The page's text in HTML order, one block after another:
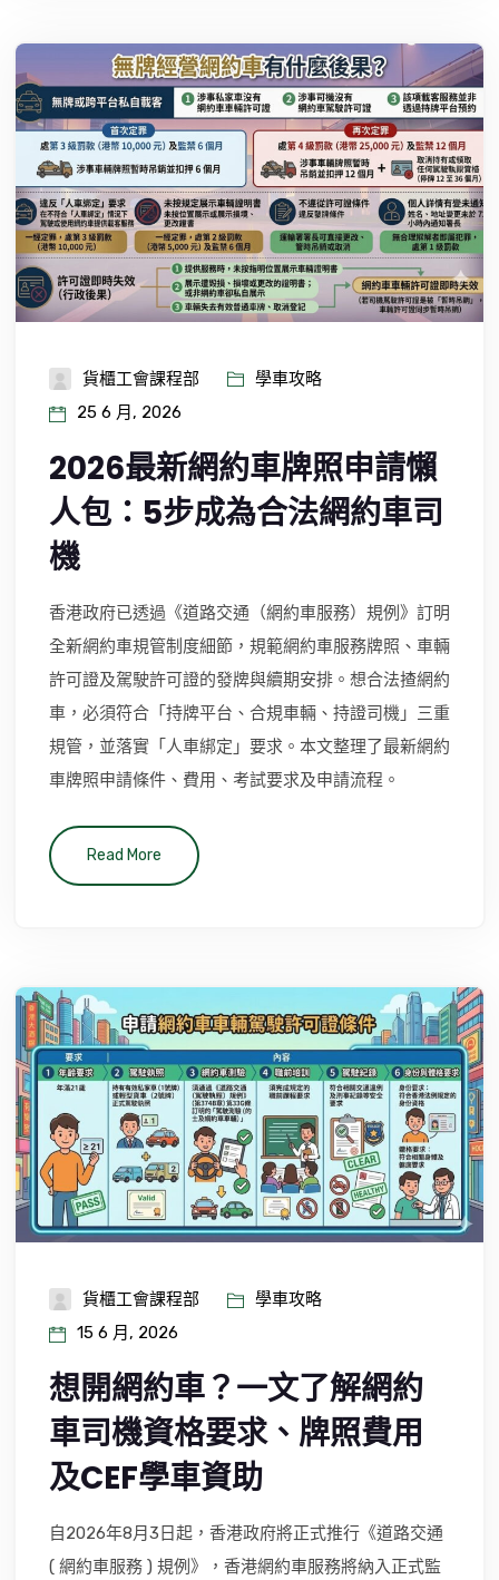
貨櫃工會課程部
學車攻略
25 6 月, 2026
2026最新網約車牌照申請懶
人包：5步成為合法網約車司
機
香港政府已透過《道路交通（網約車服務）規例》訂明
全新網約車規管制度細節，規範網約車服務牌照、車輛
許可證及駕駛許可證的發牌與續期安排。想合法揸網約
車，必須符合「持牌平台、合規車輛、持證司機」三重
規管，並落實「人車綁定」要求。本文整理了最新網約
車牌照申請條件、費用、考試要求及申請流程。
Read More
貨櫃工會課程部
學車攻略
15 6 月, 2026
想開網約車？一文了解網約
車司機資格要求、牌照費用
及CEF學車資助
自2026年8月3日起，香港政府將正式推行《道路交通
( 網約車服務 ) 規例》，香港網約車服務將納入正式監